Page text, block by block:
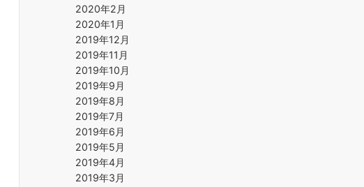
2020年2月
2020年1月
2019年12月
2019年11月
2019年10月
2019年9月
2019年8月
2019年7月
2019年6月
2019年5月
2019年4月
2019年3月